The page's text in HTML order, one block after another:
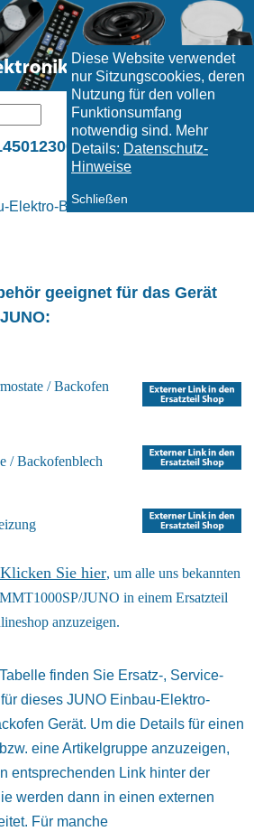
Diese Website verwendet
nur Sitzungscookies, deren
Nutzung für den vollen
Funktionsumfang
notwendig sind. Mehr
Details: Datenschutz-
Hinweise
Schließen
/ JUNO
Backofen / Elektro -
geeignet für das Gerät
JUNO:
/ Backofen
/ Backofenblech
Klicken Sie hier, um alle uns bekannten
JUNO in einem Ersatzteil
anzuzeigen.
finden Sie Ersatz-, Service-
dieses JUNO Einbau-Elektro-
Gerät. Um die Details für einen
eine Artikelgruppe anzuzeigen,
entsprechenden Link hinter der
werden dann in einen externen
Für manche